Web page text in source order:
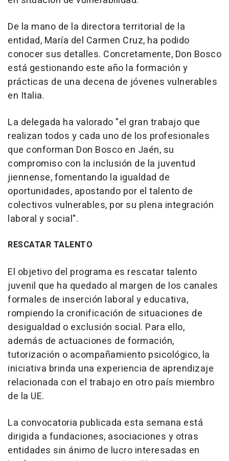
De la mano de la directora territorial de la
entidad, María del Carmen Cruz, ha podido
conocer sus detalles. Concretamente, Don Bosco
está gestionando este año la formación y
prácticas de una decena de jóvenes vulnerables
en Italia.
La delegada ha valorado "el gran trabajo que
realizan todos y cada uno de los profesionales
que conforman Don Bosco en Jaén, su
compromiso con la inclusión de la juventud
jiennense, fomentando la igualdad de
oportunidades, apostando por el talento de
colectivos vulnerables, por su plena integración
laboral y social".
RESCATAR TALENTO
El objetivo del programa es rescatar talento
juvenil que ha quedado al margen de los canales
formales de inserción laboral y educativa,
rompiendo la cronificación de situaciones de
desigualdad o exclusión social. Para ello,
además de actuaciones de formación,
tutorización o acompañamiento psicológico, la
iniciativa brinda una experiencia de aprendizaje
relacionada con el trabajo en otro país miembro
de la UE.
La convocatoria publicada esta semana está
dirigida a fundaciones, asociaciones y otras
entidades sin ánimo de lucro interesadas en